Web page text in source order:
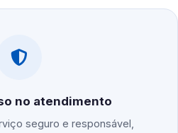
no atendimento
seguro e responsável,